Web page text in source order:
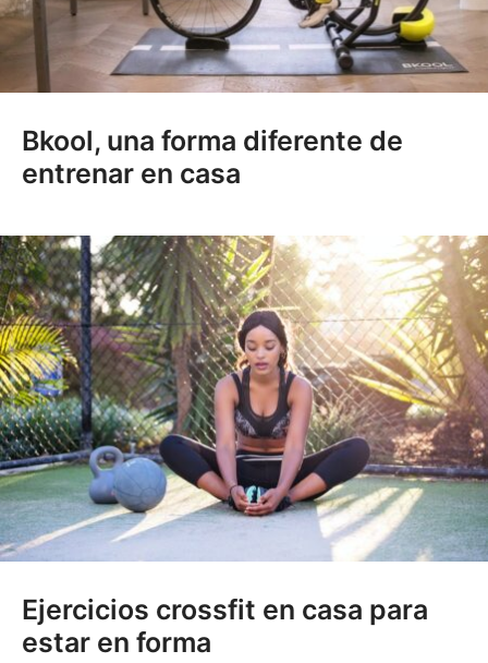
Bkool, una forma diferente de
entrenar en casa
Ejercicios crossfit en casa para
estar en forma